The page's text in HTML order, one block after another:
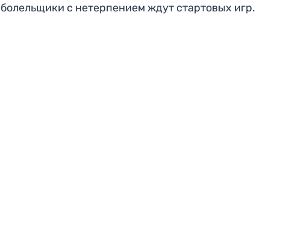
болельщики с нетерпением ждут стартовых игр.